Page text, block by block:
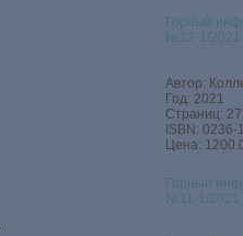
Горный
№12-1/2021
Автор:
Год: 2021
Страниц:
ISBN: 0236-
Цена:
Горный
№11-1/2021